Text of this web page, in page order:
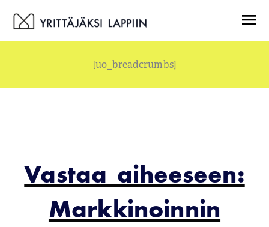
sisältöön
[uo_breadcrumbs]
Vastaa aiheeseen:
Markkinoinnin